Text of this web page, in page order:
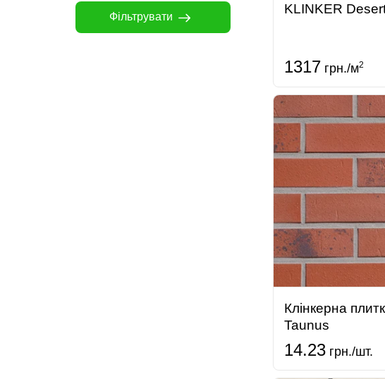
KLINKER
1317 грн./м2
Клінкерна
Taunus
14.23 грн./шт.
Фільтрувати